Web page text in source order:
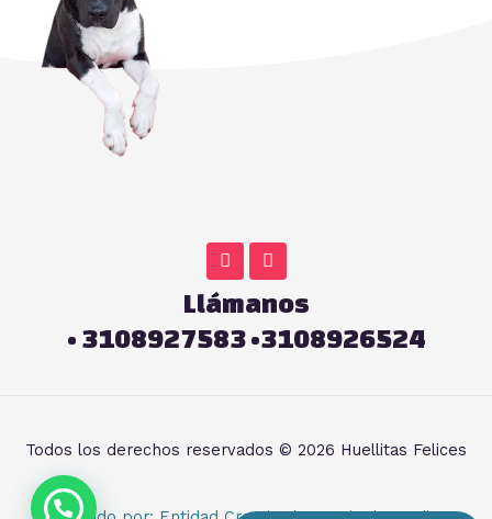
F
a
c
e
o
I
n
s
t
g
Llámanos
• 3108927583 •3108926524
Todos los derechos reservados © 2026 Huellitas Felices